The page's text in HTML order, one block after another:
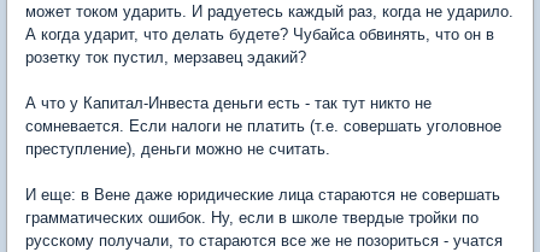
может током ударить. И радуетесь каждый раз, когда не ударило.
А когда ударит, что делать будете? Чубайса обвинять, что он в
розетку ток пустил, мерзавец эдакий?
А что у Капитал-Инвеста деньги есть - так тут никто не
сомневается. Если налоги не платить (т.е. совершать уголовное
преступление), деньги можно не считать.
И еще: в Вене даже юридические лица стараются не совершать
грамматических ошибок. Ну, если в школе твердые тройки по
русскому получали, то стараются все же не позориться - учатся